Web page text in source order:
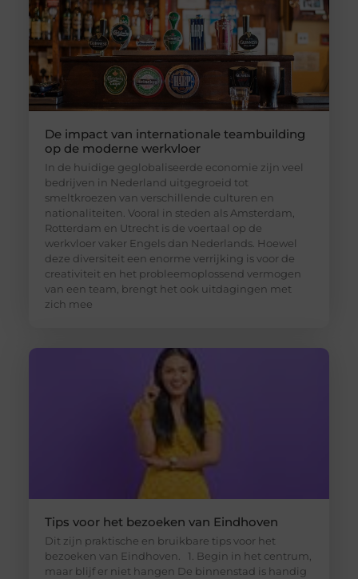
De impact van internationale teambuilding
op de moderne werkvloer
In de huidige geglobaliseerde economie zijn veel
bedrijven in Nederland uitgegroeid tot
smeltkroezen van verschillende culturen en
nationaliteiten. Vooral in steden als Amsterdam,
Rotterdam en Utrecht is de voertaal op de
werkvloer vaker Engels dan Nederlands. Hoewel
deze diversiteit een enorme verrijking is voor de
creativiteit en het probleemoplossend vermogen
van een team, brengt het ook uitdagingen met
zich mee
Tips voor het bezoeken van Eindhoven
Dit zijn praktische en bruikbare tips voor het
bezoeken van Eindhoven. 1. Begin in het centrum,
maar blijf er niet hangen De binnenstad is handig